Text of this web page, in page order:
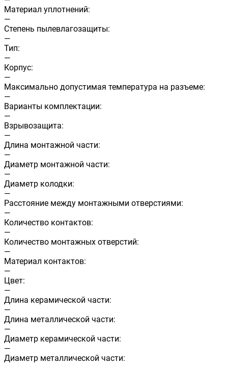
Материал уплотнений:
—
Cтепень пылевлагозащиты:
—
Тип:
—
Корпус:
—
Максимально допустимая температура на разъеме:
—
Варианты комплектации:
—
Взрывозащита:
—
Длина монтажной части:
—
Диаметр монтажной части:
—
Диаметр колодки:
—
Расстояние между монтажными отверстиями:
—
Количество контактов:
—
Количество монтажных отверстий:
—
Материал контактов:
—
Цвет:
—
Длина керамической части:
—
Длина металлической части:
—
Диаметр керамической части:
—
Диаметр металлической части: